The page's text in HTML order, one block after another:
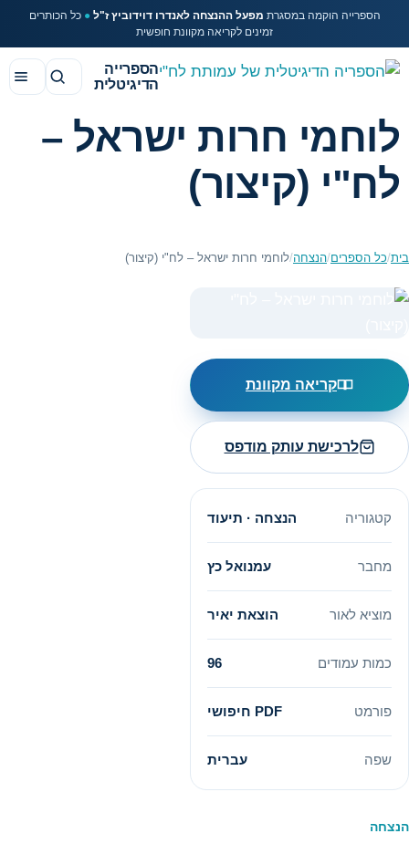
הספרייה הוקמה במסגרת מפעל ההנצחה לאנדרו דוידוביץ ז"ל ● כל הכותרים
זמינים לקריאה מקוונת חופשית
הספרייה
הדיגיטלית
לוחמי חרות ישראל –
לח"י (קיצור)
בית/כל הספרים/הנצחה/לוחמי חרות ישראל – לח"י (קיצור)
קריאה מקוונת
לרכישת עותק מודפס
קטגוריה הנצחה · תיעוד
מחבר עמנואל כץ
מוציא לאור הוצאת יאיר
כמות עמודים 96
פורמט PDF חיפושי
שפה עברית
הנצחה